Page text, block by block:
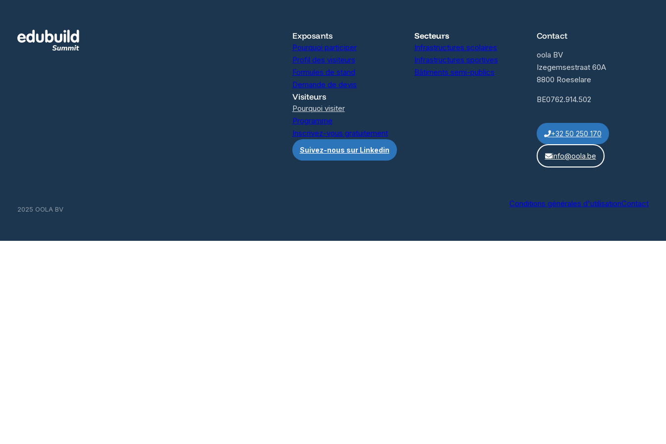
Exposants
Pourquoi participer
Profil des visiteurs
Formules de stand
Demande de devis
Visiteurs
Pourquoi visiter
Programme
Inscrivez-vous gratuitement
Suivez-nous sur Linkedin
Secteurs
Infrastructures scolaires
Infrastructures sportives
Bâtiments semi-publics
Contact
oola BV
Izegemsestraat 60A
8800 Roeselare
BE0762.914.502
+32 50 250 170
info@oola.be
2025 OOLA BV
Conditions générales d'utilisationContact